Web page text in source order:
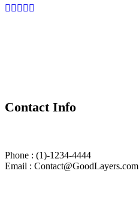
Contact Info
Phone : (1)-1234-4444
Email : Contact@GoodLayers.com